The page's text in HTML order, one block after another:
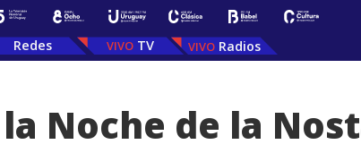
Redes TV Radios
Noche de la